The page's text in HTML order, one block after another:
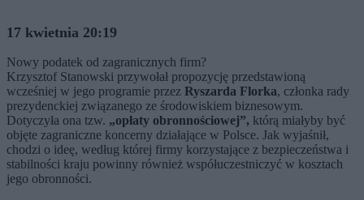
17 kwietnia 20:19
Nowy podatek od zagranicznych firm?
Krzysztof Stanowski przywołał propozycję przedstawioną
wcześniej w jego programie przez Ryszarda Florka, członka rady
prezydenckiej związanego ze środowiskiem biznesowym.
Dotyczyła ona tzw. „opłaty obronnościowej”, którą miałyby być
objęte zagraniczne koncerny działające w Polsce. Jak wyjaśnił,
chodzi o ideę, według której firmy korzystające z bezpieczeństwa i
stabilności kraju powinny również współuczestniczyć w kosztach
jego obronności.